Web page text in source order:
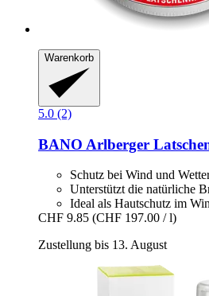
Warenkorb
5.0 (2)
BANO Arlberger
Schutz bei Wind und
Unterstützt die natürliche
Ideal als Hautschutz im
CHF 9.85 (CHF 197.00 / l)
Zustellung bis 13. August